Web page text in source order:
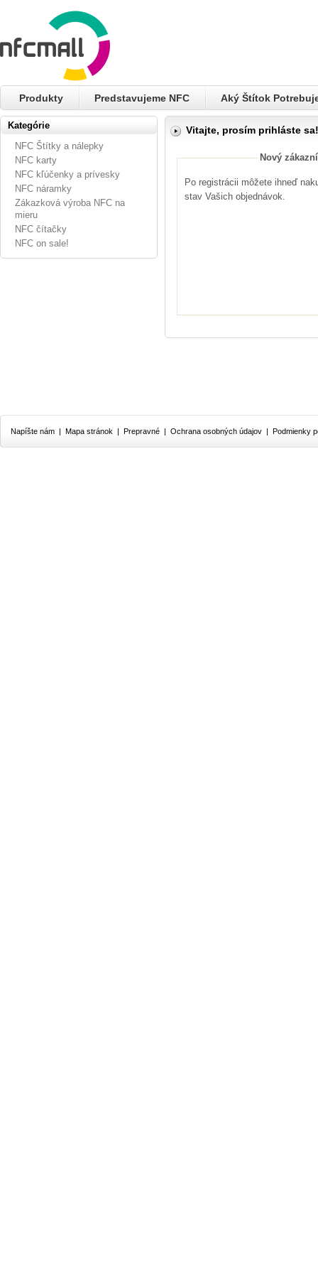
Produkty Predstavujeme NFC Aký Štítok
Kategórie
NFC Štítky a nálepky
NFC karty
NFC kľúčenky a prívesky
NFC náramky
Zákazková výroba NFC na
mieru
NFC čítačky
NFC on sale!
Vitajte, prosím prihláste sa!
Nový
Po registrácii môžete ihneď
stav Vašich objednávok.
Napíšte nám | Mapa stránok | Prepravné | Ochrana osobných údajov | Podmienky